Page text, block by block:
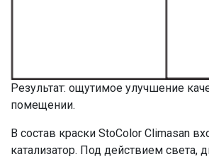
Результат: ощутимое улучшение
помещении.
В состав краски StoColor Climasan
катализатор. Под действием света,